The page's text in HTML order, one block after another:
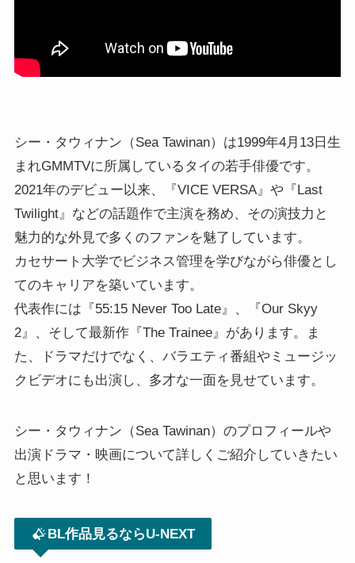
シー・タウィナン（Sea Tawinan）は1999年4月13日生
まれGMMTVに所属しているタイの若手俳優です。
2021年のデビュー以来、『VICE VERSA』や『Last
Twilight』などの話題作で主演を務め、その演技力と
魅力的な外見で多くのファンを魅了しています。
カセサート大学でビジネス管理を学びながら俳優とし
てのキャリアを築いています。
代表作には『55:15 Never Too Late』、『Our Skyy
2』、そして最新作『The Trainee』があります。ま
た、ドラマだけでなく、バラエティ番組やミュージッ
クビデオにも出演し、多才な一面を見せています。
シー・タウィナン（Sea Tawinan）のプロフィールや
出演ドラマ・映画について詳しくご紹介していきたい
と思います！
BL作品見るならU-NEXT